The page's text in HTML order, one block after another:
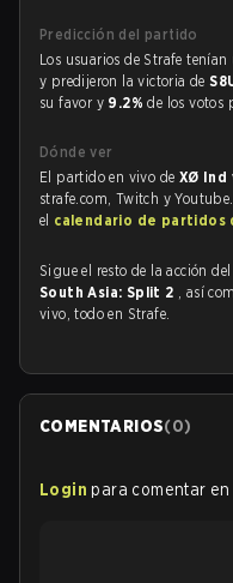
Predicción del partido
Los usuarios de Strafe
y predijeron la victoria de
su favor y 9.2%de los votos
Dónde ver
El partido en vivo de XØ Ind
strafe.com, Twitch y
el calendario de partidos
Sigue el resto de la acción del
South Asia: Split 2 , así
vivo, todo en Strafe.
COMENTARIOS(0)
Login para comentar